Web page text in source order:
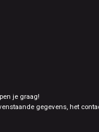
je graag!
gegevens, het